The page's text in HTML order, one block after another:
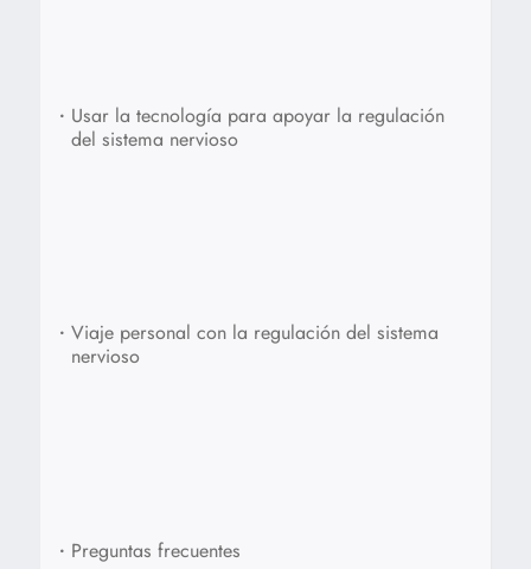
• Usar la tecnología para apoyar la regulación
del sistema nervioso
• Viaje personal con la regulación del sistema
nervioso
• Preguntas frecuentes